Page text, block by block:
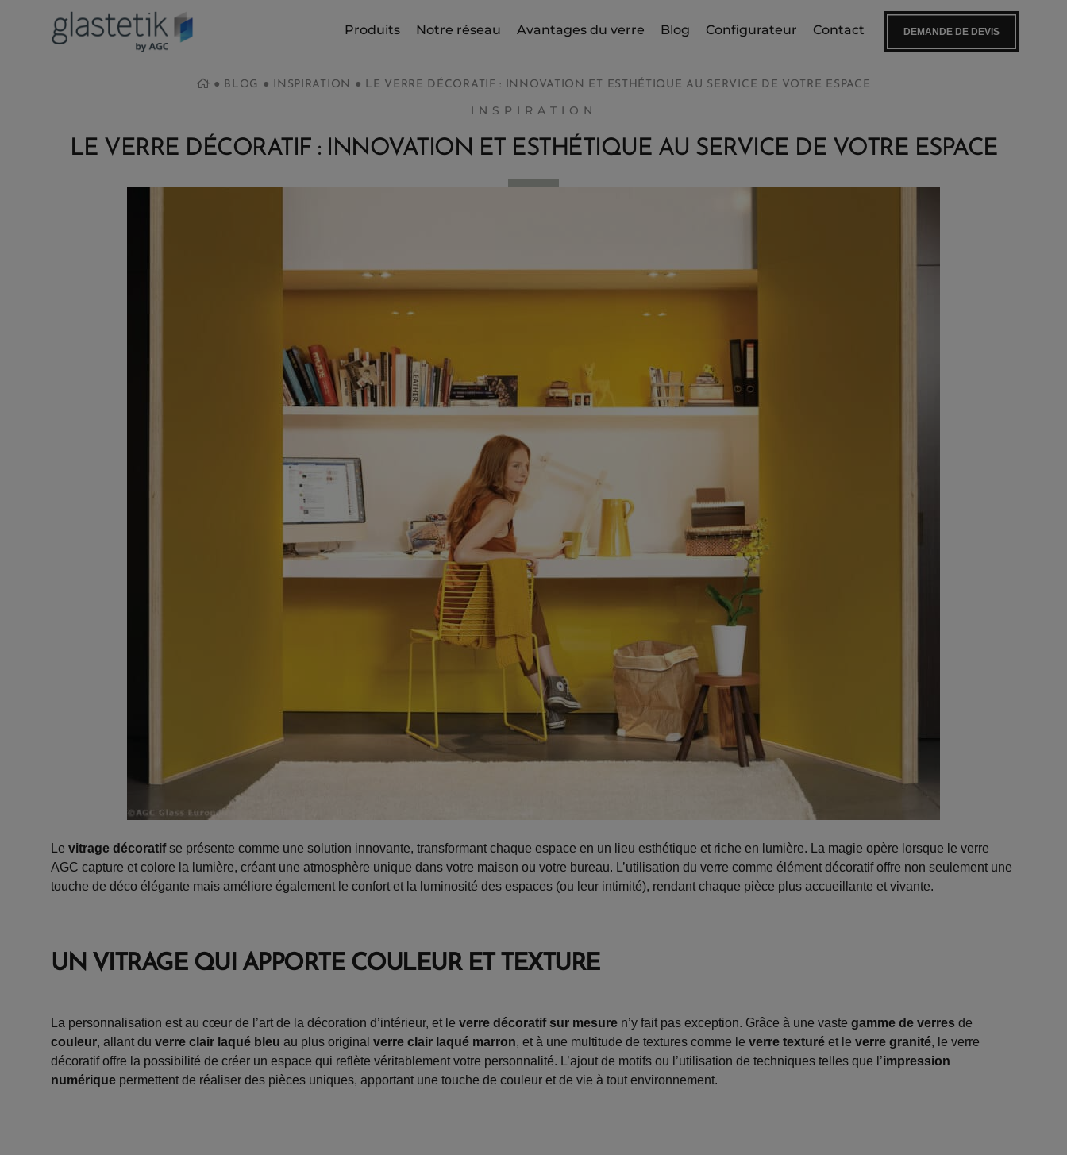
Produits Notre réseau Avantages du verre Blog Configurateur Contact DEMANDE DE DEVIS
● BLOG ● INSPIRATION ● LE VERRE DÉCORATIF : INNOVATION ET ESTHÉTIQUE AU SERVICE DE VOTRE ESPACE
INSPIRATION
LE VERRE DÉCORATIF : INNOVATION ET ESTHÉTIQUE AU SERVICE DE VOTRE ESPACE
Le vitrage décoratifse présente comme une solution innovante, transformant chaque espace en un lieu esthétique et riche en lumière. La magie opère lorsque le verre
AGC capture et colore la lumière, créant une atmosphère unique dans votre maison ou votre bureau. L’utilisation du verre comme élément décoratif offre non seulement une
touche de déco élégante mais améliore également le confort et la luminosité des espaces (ou leur intimité), rendant chaque pièce plus accueillante et vivante.
UN VITRAGE QUI APPORTE COULEUR ET TEXTURE
La personnalisation est au cœur de l’art de la décoration d’intérieur, et le verre décoratif sur mesure n’y fait pas exception. Grâce à une vaste gamme de verres de
couleur, allant du verre clair laqué bleu au plus original verre clair laqué marron, et à une multitude de textures comme le verre texturé et le verre granité, le verre
décoratif offre la possibilité de créer un espace qui reflète véritablement votre personnalité. L’ajout de motifs ou l’utilisation de techniques telles que l’impression
numérique permettent de réaliser des pièces uniques, apportant une touche de couleur et de vie à tout environnement.